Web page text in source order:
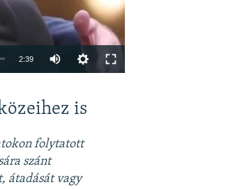
480p
2:39
360p
1080p
is
folytatott
szánt
átadását vagy